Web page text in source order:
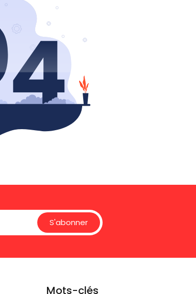
S'abonner
Mots-clés